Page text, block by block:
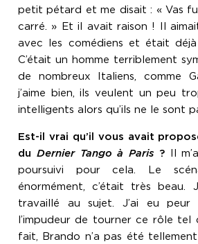
petit pétard et me disait : « Vas
carré. » Et il avait raison ! Il
avec les comédiens et était déjà
C’était un homme terriblement
de nombreux Italiens, comme
j’aime bien, ils veulent un peu
intelligents alors qu’ils ne le sont
Est-il vrai qu’il vous avait
du Dernier Tango à Paris?
Il
poursuivi pour cela. Le
énormément, c’était très beau.
travaillé au sujet. J’ai eu
l’impudeur de tourner ce rôle tel
fait, Brando n’a pas été tellement